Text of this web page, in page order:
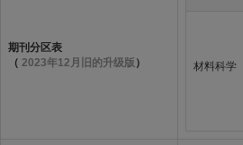
期刊分区表
（ 2023年12月旧的升级版 ） 材料科学